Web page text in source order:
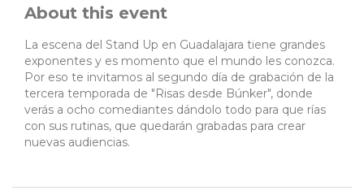
About this event
La escena del Stand Up en Guadalajara tiene grandes
exponentes y es momento que el mundo les conozca.
Por eso te invitamos al segundo día de grabación de la
tercera temporada de "Risas desde Búnker", donde
verás a ocho comediantes dándolo todo para que rías
con sus rutinas, que quedarán grabadas para crear
nuevas audiencias.